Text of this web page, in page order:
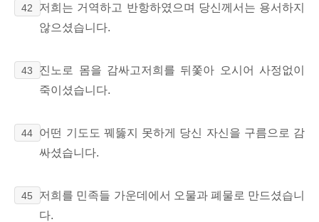
42
저희는 거역하고 반항하였으며 당신께서는 용서하지
않으셨습니다.
43 진노로 몸을 감싸고저희를 뒤쫓아 오시어 사정없이
죽이셨습니다.
44
어떤 기도도 꿰뚫지 못하게 당신 자신을 구름으로 감
싸셨습니다.
45
저희를 민족들 가운데에서 오물과 폐물로 만드셨습니
다.